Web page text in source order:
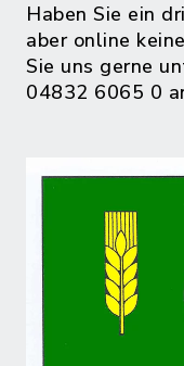
Haben Sie ein
aber online
Sie uns gerne
04832 6065 0